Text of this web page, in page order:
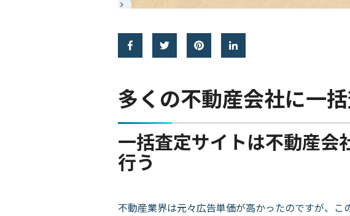
多くの不動産会社に一
一括査定サイトは不動産会
行う
不動産業界は元々広告単価が高かったのですが、